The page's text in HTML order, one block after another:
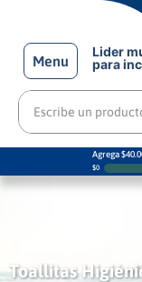
Menu
Lider
para
Escribe un
Agrega
$0
Toallitas